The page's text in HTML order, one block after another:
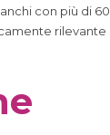
con più di
rilevante